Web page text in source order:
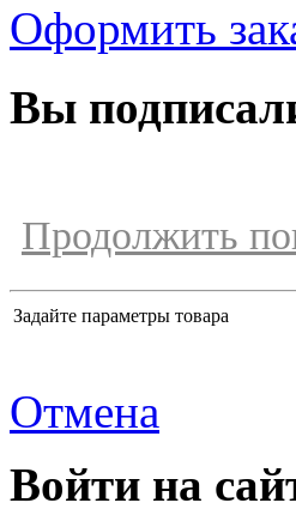
Оформить
Вы
Продолжить
Задайте параметры товара
Отмена
Войти на